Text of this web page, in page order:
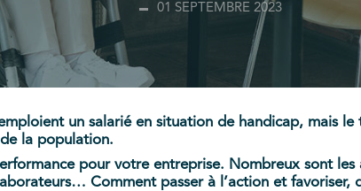
01 SEPTEMBRE 2023
un salarié en situation de handicap, mais
de la population.
pour votre entreprise. Nombreux sont
Comment passer à l’action et favoriser,